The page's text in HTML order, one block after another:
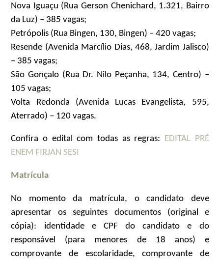
Nova Iguaçu (Rua Gerson Chenichard, 1.321, Bairro
da Luz) – 385 vagas;
Petrópolis (Rua Bingen, 130, Bingen) – 420 vagas;
Resende (Avenida Marcílio Dias, 468, Jardim Jalisco)
– 385 vagas;
São Gonçalo (Rua Dr. Nilo Peçanha, 134, Centro) –
105 vagas;
Volta Redonda (Avenida Lucas Evangelista, 595,
Aterrado) – 120 vagas.
Confira o edital com todas as regras: EDITAL PRÉ
ENEM FIRJAN SESI
Matrícula
No momento da matrícula, o candidato deve
apresentar os seguintes documentos (original e
cópia): identidade e CPF do candidato e do
responsável (para menores de 18 anos) e
comprovante de escolaridade, comprovante de